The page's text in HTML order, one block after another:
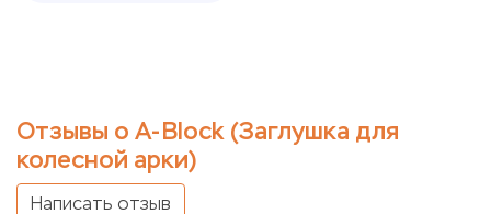
Отзывы о А-Block (Заглушка для
колесной арки)
Написать отзыв